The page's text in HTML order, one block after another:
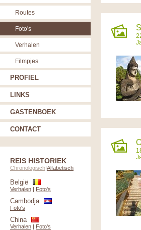
Routes
Foto's
Verhalen
Filmpjes
PROFIEL
LINKS
GASTENBOEK
CONTACT
REIS HISTORIEK
Chronologisch|Alfabetisch
België
Verhalen | Foto's
Cambodja
Foto's
China
Verhalen | Foto's